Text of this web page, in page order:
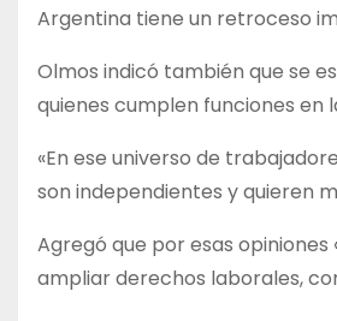
Argentina tiene un retroceso
Olmos indicó también que se
quienes cumplen funciones en
«En ese universo de
son independientes y quieren
Agregó que por esas
ampliar derechos laborales,